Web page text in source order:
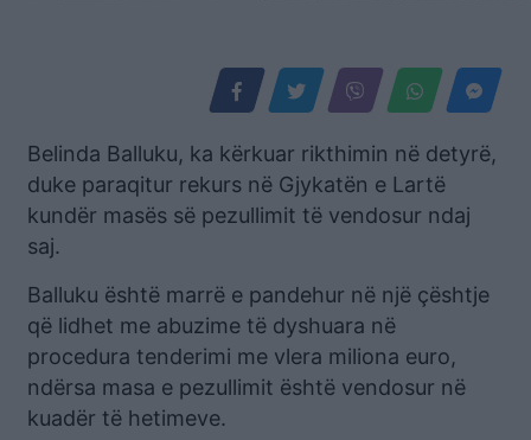
Belinda Balluku, ka kërkuar rikthimin në detyrë,
duke paraqitur rekurs në Gjykatën e Lartë
kundër masës së pezullimit të vendosur ndaj
saj.
Balluku është marrë e pandehur në një çështje
që lidhet me abuzime të dyshuara në
procedura tenderimi me vlera miliona euro,
ndërsa masa e pezullimit është vendosur në
kuadër të hetimeve.